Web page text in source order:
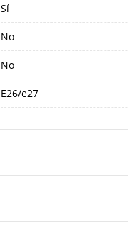
Sí
No
No
E26/e27